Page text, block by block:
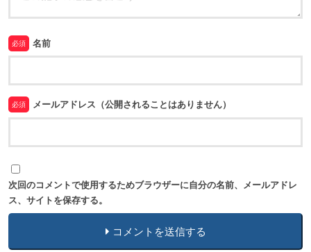
必須 名前
必須 メールアドレス（公開されることはありません）
次回のコメントで使用するためブラウザーに自分の名前、メールアドレ
ス、サイトを保存する。
コメントを送信する